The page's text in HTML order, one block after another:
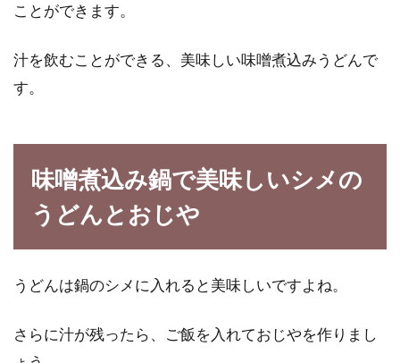
ことができます。
汁を飲むことができる、美味しい味噌煮込みうどんで
す。
味噌煮込み鍋で美味しいシメの
うどんとおじや
うどんは鍋のシメに入れると美味しいですよね。
さらに汁が残ったら、ご飯を入れておじやを作りまし